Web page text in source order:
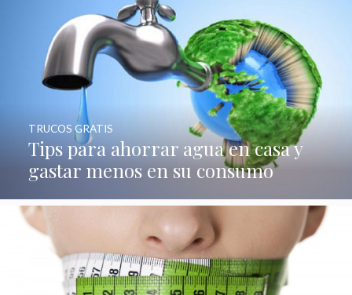
Tips para ahorrar agua en casa y
gastar menos en su consumo
TRUCOS GRATIS